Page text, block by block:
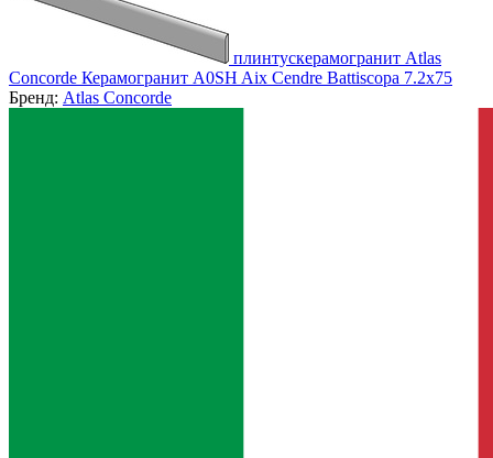
плинтускерамогранит Atlas
Concorde Керамогранит A0SH Aix Cendre Battiscopa 7.2x75
Бренд: Atlas Concorde